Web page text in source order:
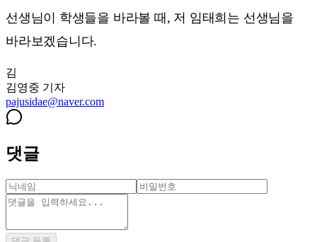
선생님이 학생들을 바라볼 때, 저 임태희는 선생님을
바라보겠습니다.
김
김영중 기자
pajusidae@naver.com
댓글